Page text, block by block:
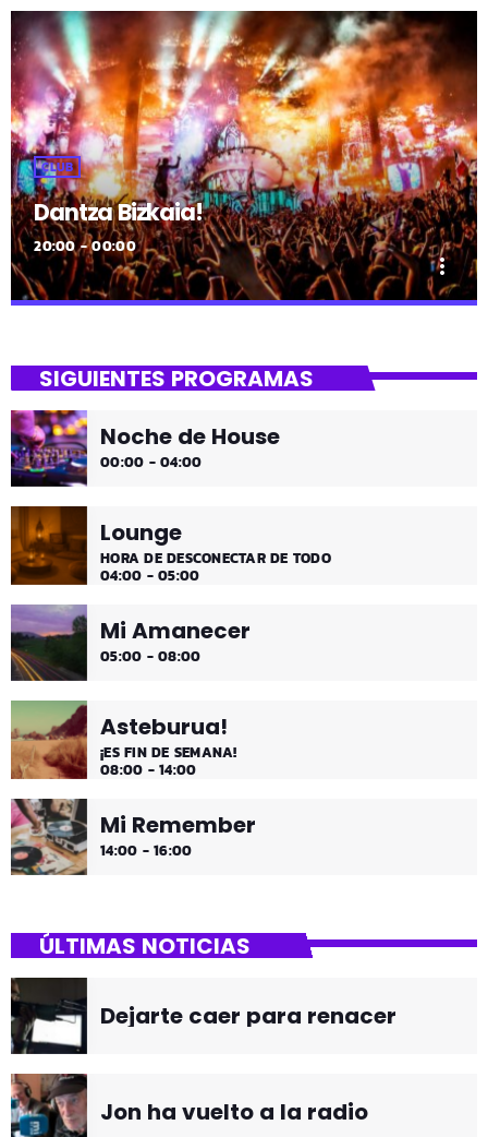
CLUB
Dantza Bizkaia!
20:00 - 00:00
more_vert
Asteburuak zureak eta gureak dira! Dantza Bizkaia!
SIGUIENTES PROGRAMAS
Noche de House
00:00 - 04:00
Lounge
HORA DE DESCONECTAR DE TODO
04:00 - 05:00
Mi Amanecer
05:00 - 08:00
Asteburua!
¡ES FIN DE SEMANA!
08:00 - 14:00
Mi Remember
14:00 - 16:00
ÚLTIMAS NOTICIAS
Dejarte caer para renacer
Jon ha vuelto a la radio